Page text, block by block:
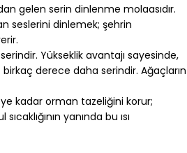
gelen serin dinlenme molaasıdır.
seslerini dinlemek; şehrin
Yükseklik avantajı sayesinde,
derece daha serindir. Ağaçların
kadar orman tazeliğini korur;
yanında bu ısı